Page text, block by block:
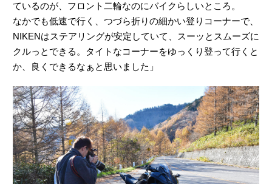
ているのが、フロント二輪なのにバイクらしいところ。
なかでも低速で行く、つづら折りの細かい登りコーナーで、
NIKENはステアリングが安定していて、スーッとスムーズに
クルっとできる。タイトなコーナーをゆっくり登って行くと
か、良くできるなぁと思いました」